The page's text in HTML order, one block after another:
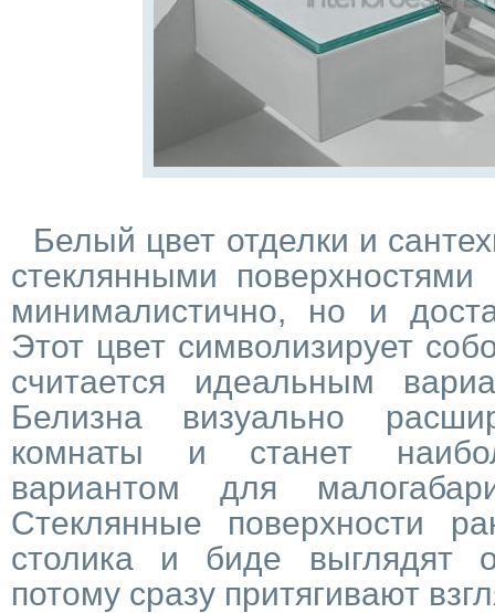
Белый цвет отделки и
стеклянными
минималистично, но и
Этот цвет символизирует
считается идеальным
Белизна визуально
комнаты и станет
вариантом для
Стеклянные поверхности
столика и биде выглядят
потому сразу притягивают